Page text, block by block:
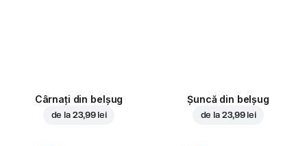
Cârnați din belșug
de la 23,99 lei
Șuncă din belșug
de la 23,99 lei